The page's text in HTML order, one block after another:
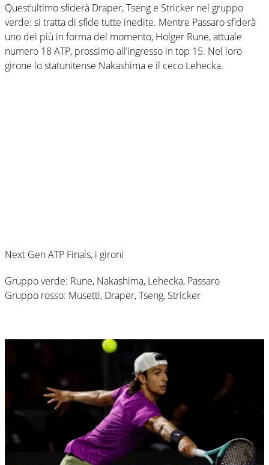
Quest’ultimo sfiderà Draper, Tseng e Stricker nel gruppo
verde: si tratta di sfide tutte inedite. Mentre Passaro sfiderà
uno dei più in forma del momento, Holger Rune, attuale
numero 18 ATP, prossimo all’ingresso in top 15. Nel loro
girone lo statunitense Nakashima e il ceco Lehecka.
Next Gen ATP Finals, i gironi
Gruppo verde: Rune, Nakashima, Lehecka, Passaro
Gruppo rosso: Musetti, Draper, Tseng, Stricker